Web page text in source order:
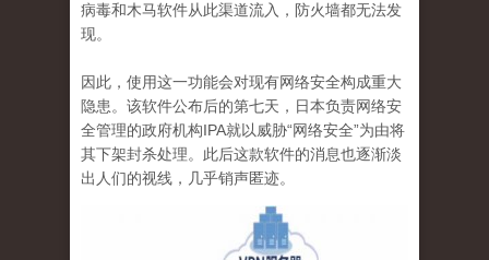
病毒和木马软件从此渠道流入，防火墙都无法发
现。
因此，使用这一功能会对现有网络安全构成重大
隐患。该软件公布后的第七天，日本负责网络安
全管理的政府机构IPA就以威胁“网络安全”为由将
其下架封杀处理。此后这款软件的消息也逐渐淡
出人们的视线，几乎销声匿迹。